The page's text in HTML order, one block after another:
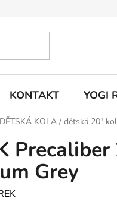
KONTAKT YOGI
DĚTSKÁ KOLA / dětská 20"
Grey